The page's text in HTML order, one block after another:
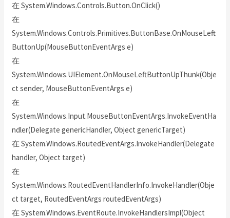
在 System.Windows.Controls.Button.OnClick()
在
System.Windows.Controls.Primitives.ButtonBase.OnMouseLeft
ButtonUp(MouseButtonEventArgs e)
在
System.Windows.UIElement.OnMouseLeftButtonUpThunk(Obje
ct sender, MouseButtonEventArgs e)
在
System.Windows.Input.MouseButtonEventArgs.InvokeEventHa
ndler(Delegate genericHandler, Object genericTarget)
在 System.Windows.RoutedEventArgs.InvokeHandler(Delegate
handler, Object target)
在
System.Windows.RoutedEventHandlerInfo.InvokeHandler(Obje
ct target, RoutedEventArgs routedEventArgs)
在 System.Windows.EventRoute.InvokeHandlersImpl(Object